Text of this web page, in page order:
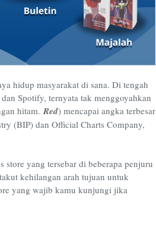
hidup masyarakat di sana. Di tengah
Spotify, ternyata tak menggoyahkan
hitam. Red) mencapai angka terbesar
(BIP) dan Official Charts Company,
yang tersebar di beberapa penjuru
kehilangan arah tujuan untuk
yang wajib kamu kunjungi jika